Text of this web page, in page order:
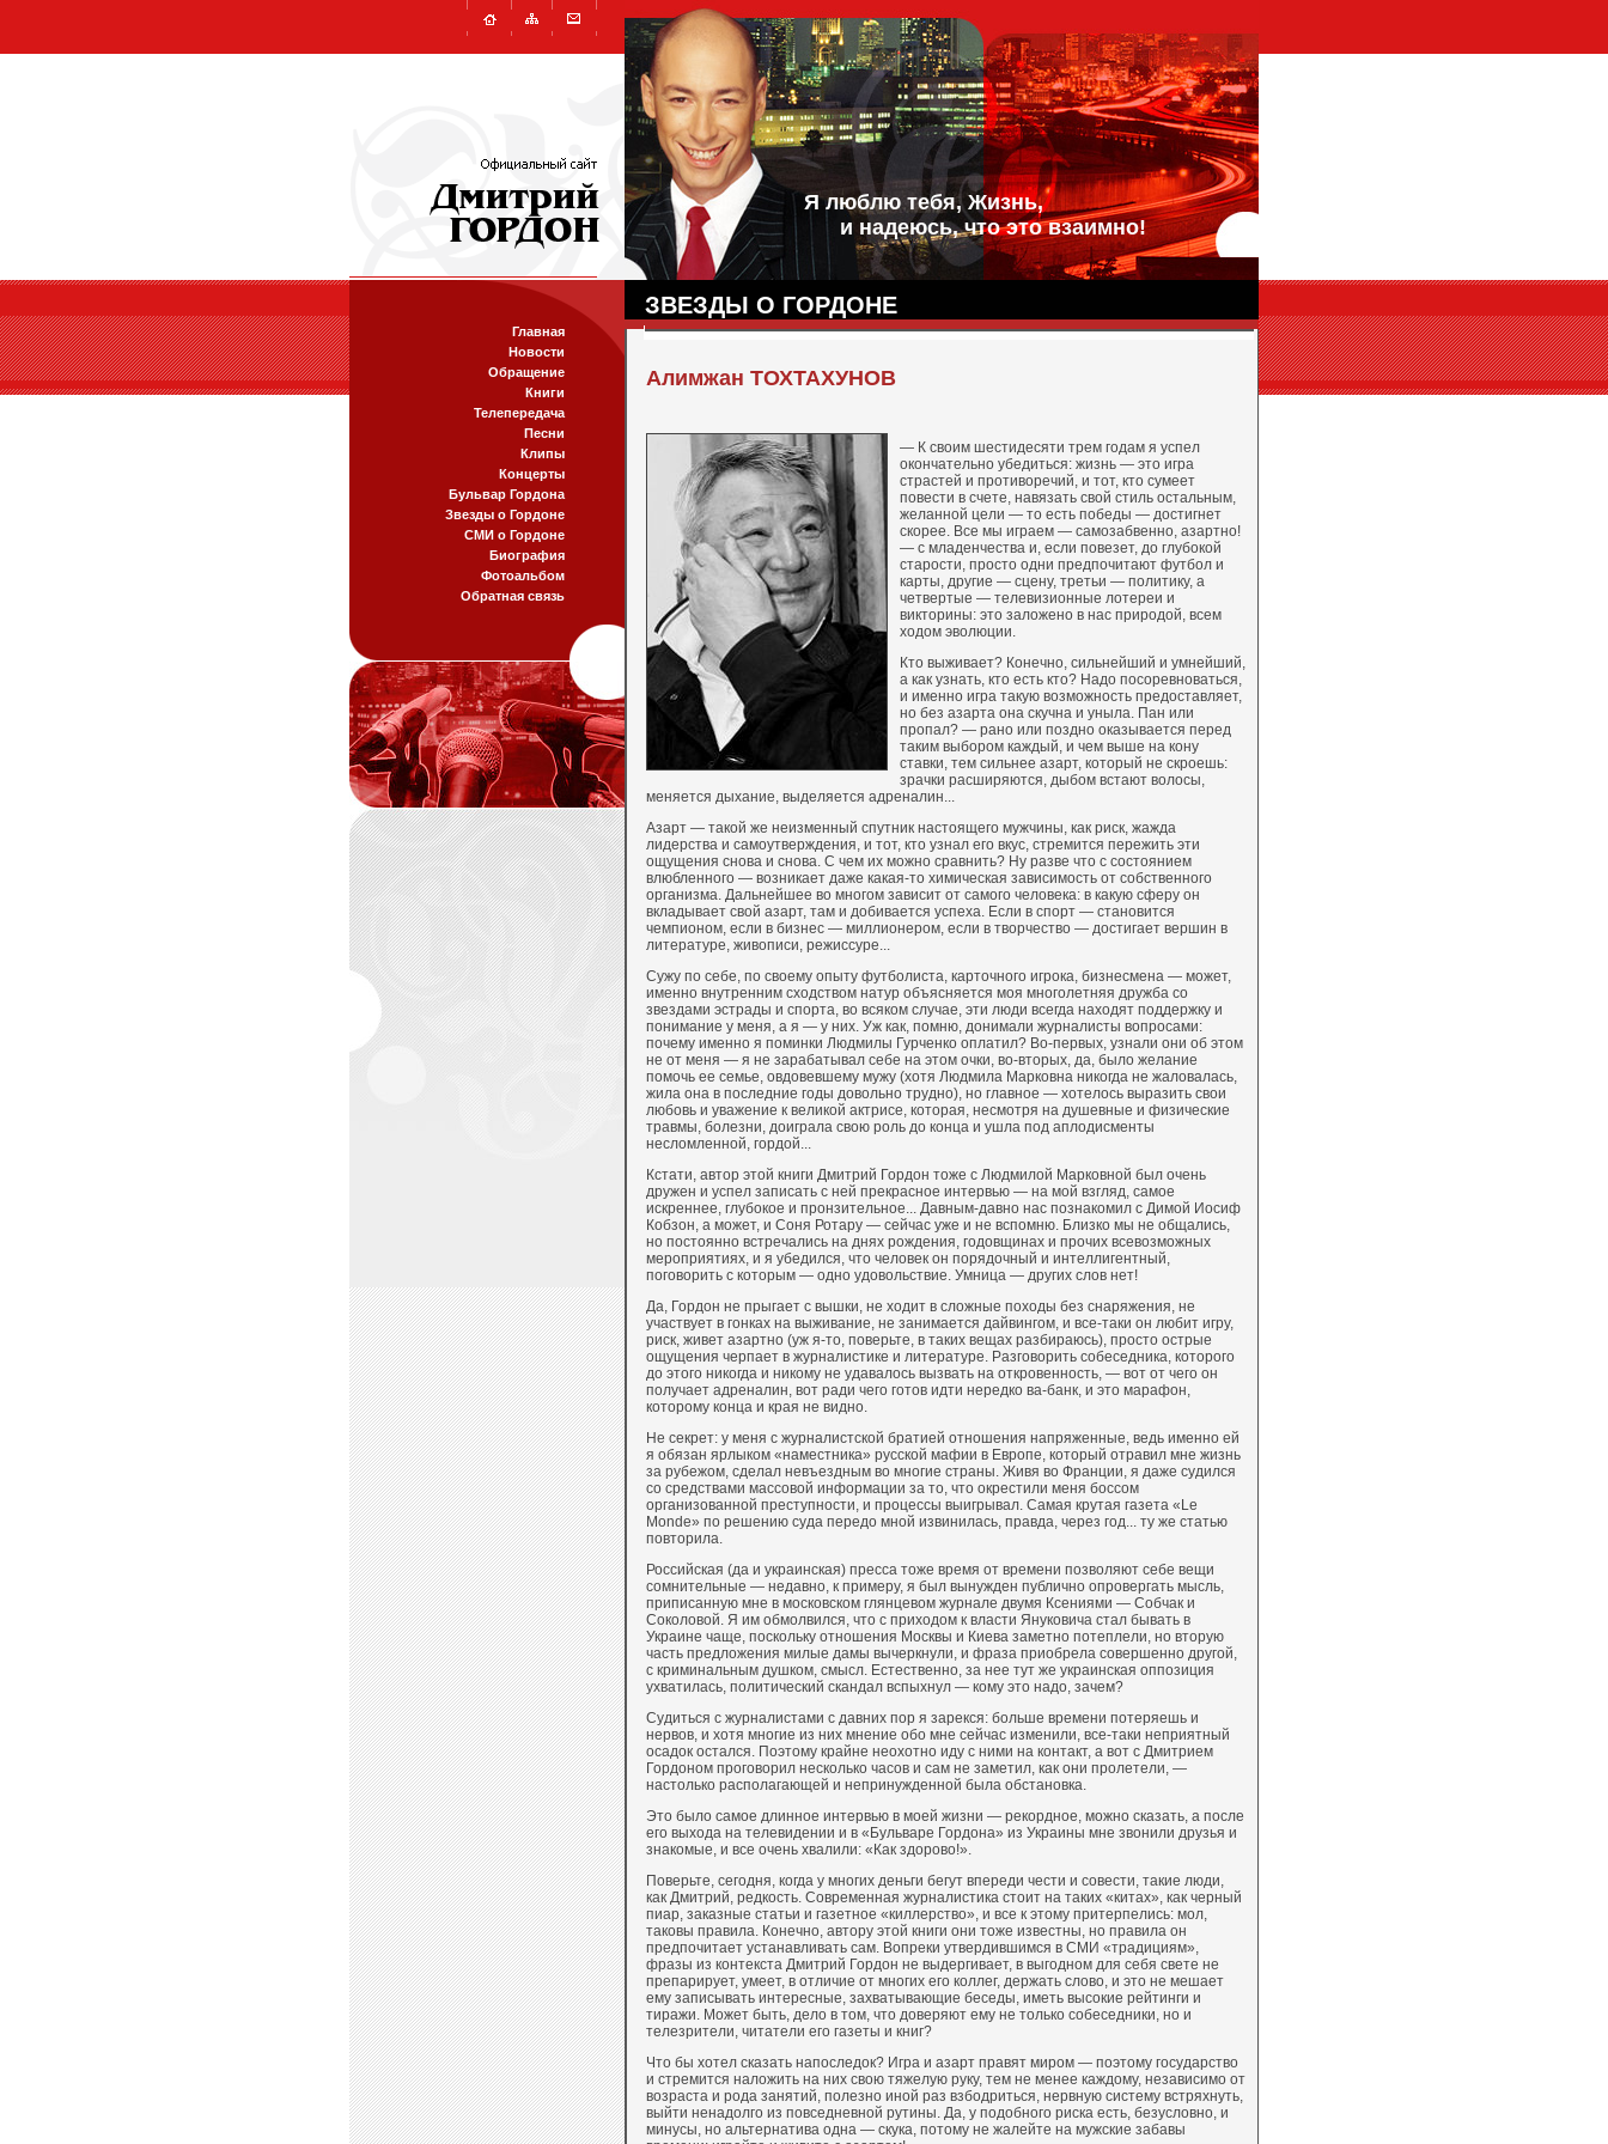
Я люблю тебя, Жизнь,
и надеюсь, что это взаимно!
Главная
Новости
Обращение
Книги
Телепередача
Песни
Клипы
Концерты
Бульвар Гордона
Звезды о Гордоне
СМИ о Гордоне
Биография
Фотоальбом
Обратная связь
ЗВЕЗДЫ О ГОРДОНЕ
Алимжан ТОХТАХУНОВ
— К своим шестидесяти трем годам я успел
окончательно убедиться: жизнь — это игра
страстей и противоречий, и тот, кто сумеет
повести в счете, навязать свой стиль остальным,
желанной цели — то есть победы — достигнет
скорее. Все мы играем — самозабвенно, азартно!
— с младенчества и, если повезет, до глубокой
старости, просто одни предпочитают футбол и
карты, другие — сцену, третьи — политику, а
четвертые — телевизионные лотереи и
викторины: это заложено в нас природой, всем
ходом эволюции.
Кто выживает? Конечно, сильнейший и умнейший,
а как узнать, кто есть кто? Надо посоревноваться,
и именно игра такую возможность предоставляет,
но без азарта она скучна и уныла. Пан или
пропал? — рано или поздно оказывается перед
таким выбором каждый, и чем выше на кону
ставки, тем сильнее азарт, который не скроешь:
зрачки расширяются, дыбом встают волосы,
меняется дыхание, выделяется адреналин...
Азарт — такой же неизменный спутник настоящего мужчины, как риск, жажда
лидерства и самоутверждения, и тот, кто узнал его вкус, стремится пережить эти
ощущения снова и снова. С чем их можно сравнить? Ну разве что с состоянием
влюбленного — возникает даже какая-то химическая зависимость от собственного
организма. Дальнейшее во многом зависит от самого человека: в какую сферу он
вкладывает свой азарт, там и добивается успеха. Если в спорт — становится
чемпионом, если в бизнес — миллионером, если в творчество — достигает вершин в
литературе, живописи, режиссуре...
Сужу по себе, по своему опыту футболиста, карточного игрока, бизнесмена — может,
именно внутренним сходством натур объясняется моя многолетняя дружба со
звездами эстрады и спорта, во всяком случае, эти люди всегда находят поддержку и
понимание у меня, а я — у них. Уж как, помню, донимали журналисты вопросами:
почему именно я поминки Людмилы Гурченко оплатил? Во-первых, узнали они об этом
не от меня — я не зарабатывал себе на этом очки, во-вторых, да, было желание
помочь ее семье, овдовевшему мужу (хотя Людмила Марковна никогда не жаловалась,
жила она в последние годы довольно трудно), но главное — хотелось выразить свои
любовь и уважение к великой актрисе, которая, несмотря на душевные и физические
травмы, болезни, доиграла свою роль до конца и ушла под аплодисменты
несломленной, гордой...
Кстати, автор этой книги Дмитрий Гордон тоже с Людмилой Марковной был очень
дружен и успел записать с ней прекрасное интервью — на мой взгляд, самое
искреннее, глубокое и пронзительное... Давным-давно нас познакомил с Димой Иосиф
Кобзон, а может, и Соня Ротару — сейчас уже и не вспомню. Близко мы не общались,
но постоянно встречались на днях рождения, годовщинах и прочих всевозможных
мероприятиях, и я убедился, что человек он порядочный и интеллигентный,
поговорить с которым — одно удовольствие. Умница — других слов нет!
Да, Гордон не прыгает с вышки, не ходит в сложные походы без снаряжения, не
участвует в гонках на выживание, не занимается дайвингом, и все-таки он любит игру,
риск, живет азартно (уж я-то, поверьте, в таких вещах разбираюсь), просто острые
ощущения черпает в журналистике и литературе. Разговорить собеседника, которого
до этого никогда и никому не удавалось вызвать на откровенность, — вот от чего он
получает адреналин, вот ради чего готов идти нередко ва-банк, и это марафон,
которому конца и края не видно.
Не секрет: у меня с журналистской братией отношения напряженные, ведь именно ей
я обязан ярлыком «наместника» русской мафии в Европе, который отравил мне жизнь
за рубежом, сделал невъездным во многие страны. Живя во Франции, я даже судился
со средствами массовой информации за то, что окрестили меня боссом
организованной преступности, и процессы выигрывал. Самая крутая газета «Le
Monde» по решению суда передо мной извинилась, правда, через год... ту же статью
повторила.
Российская (да и украинская) пресса тоже время от времени позволяют себе вещи
сомнительные — недавно, к примеру, я был вынужден публично опровергать мысль,
приписанную мне в московском глянцевом журнале двумя Ксениями — Собчак и
Соколовой. Я им обмолвился, что с приходом к власти Януковича стал бывать в
Украине чаще, поскольку отношения Москвы и Киева заметно потеплели, но вторую
часть предложения милые дамы вычеркнули, и фраза приобрела совершенно другой,
с криминальным душком, смысл. Естественно, за нее тут же украинская оппозиция
ухватилась, политический скандал вспыхнул — кому это надо, зачем?
Судиться с журналистами с давних пор я зарекся: больше времени потеряешь и
нервов, и хотя многие из них мнение обо мне сейчас изменили, все-таки неприятный
осадок остался. Поэтому крайне неохотно иду с ними на контакт, а вот с Дмитрием
Гордоном проговорил несколько часов и сам не заметил, как они пролетели, —
настолько располагающей и непринужденной была обстановка.
Это было самое длинное интервью в моей жизни — рекордное, можно сказать, а после
его выхода на телевидении и в «Бульваре Гордона» из Украины мне звонили друзья и
знакомые, и все очень хвалили: «Как здорово!».
Поверьте, сегодня, когда у многих деньги бегут впереди чести и совести, такие люди,
как Дмитрий, редкость. Современная журналистика стоит на таких «китах», как черный
пиар, заказные статьи и газетное «киллерство», и все к этому притерпелись: мол,
таковы правила. Конечно, автору этой книги они тоже известны, но правила он
предпочитает устанавливать сам. Вопреки утвердившимся в СМИ «традициям»,
фразы из контекста Дмитрий Гордон не выдергивает, в выгодном для себя свете не
препарирует, умеет, в отличие от многих его коллег, держать слово, и это не мешает
ему записывать интересные, захватывающие беседы, иметь высокие рейтинги и
тиражи. Может быть, дело в том, что доверяют ему не только собеседники, но и
телезрители, читатели его газеты и книг?
Что бы хотел сказать напоследок? Игра и азарт правят миром — поэтому государство
и стремится наложить на них свою тяжелую руку, тем не менее каждому, независимо от
возраста и рода занятий, полезно иной раз взбодриться, нервную систему встряхнуть,
выйти ненадолго из повседневной рутины. Да, у подобного риска есть, безусловно, и
минусы, но альтернатива одна — скука, потому не жалейте на мужские забавы